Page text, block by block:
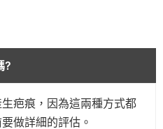
?
疤痕，因為這兩種方式都
做詳細的評估。